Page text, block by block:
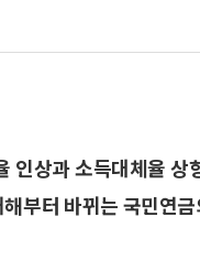
인상과 소득대체율 상
부터 바뀌는 국민연